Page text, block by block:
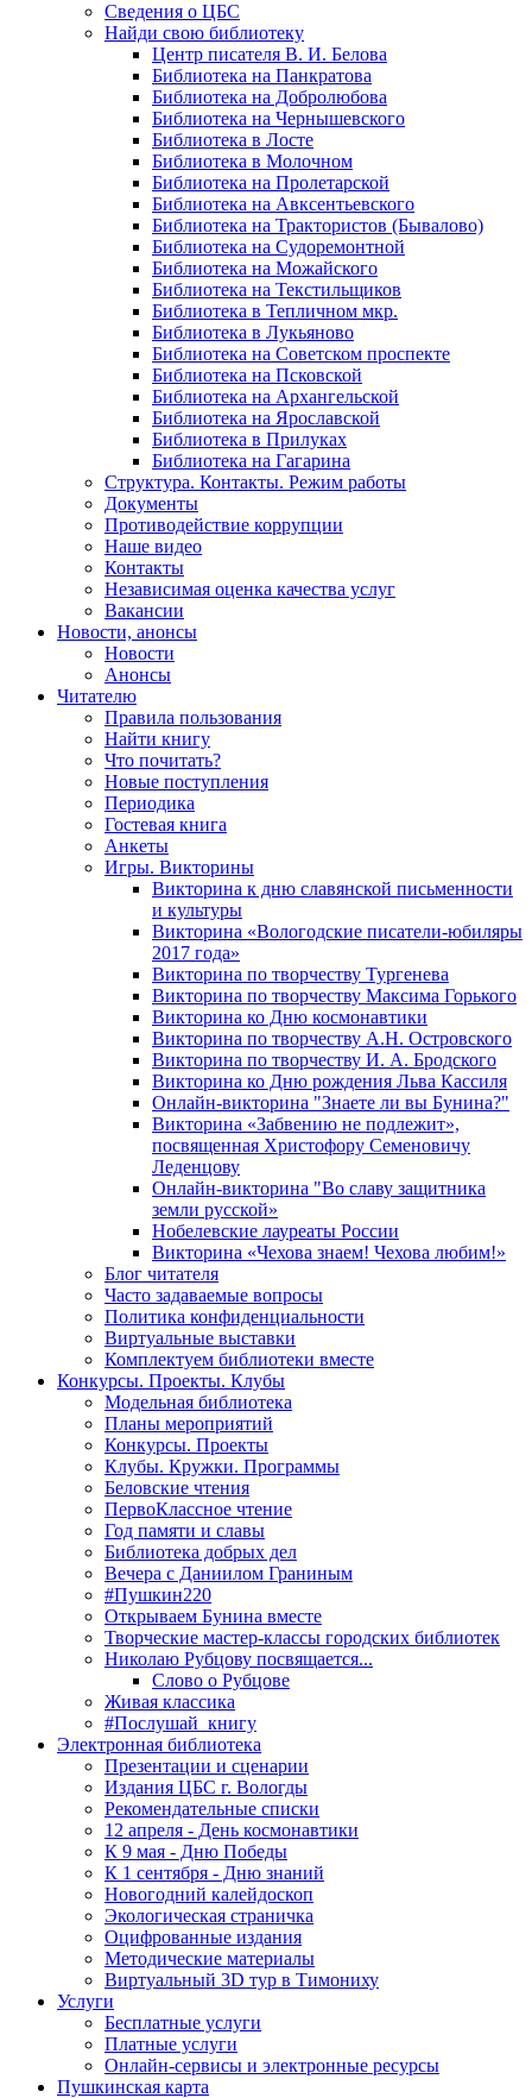
Сведения о ЦБС
Найди свою библиотеку
Центр писателя В. И. Белова
Библиотека на Панкратова
Библиотека на Добролюбова
Библиотека на Чернышевского
Библиотека в Лосте
Библиотека в Молочном
Библиотека на Пролетарской
Библиотека на Авксентьевского
Библиотека на Трактористов (Бывалово)
Библиотека на Судоремонтной
Библиотека на Можайского
Библиотека на Текстильщиков
Библиотека в Тепличном мкр.
Библиотека в Лукьяново
Библиотека на Советском проспекте
Библиотека на Псковской
Библиотека на Архангельской
Библиотека на Ярославской
Библиотека в Прилуках
Библиотека на Гагарина
Структура. Контакты. Режим работы
Документы
Противодействие коррупции
Наше видео
Контакты
Независимая оценка качества услуг
Вакансии
Новости, анонсы
Новости
Анонсы
Читателю
Правила пользования
Найти книгу
Что почитать?
Новые поступления
Периодика
Гостевая книга
Анкеты
Игры. Викторины
Викторина к дню славянской письменности
и культуры
Викторина «Вологодские писатели-юбиляры
2017 года»
Викторина по творчеству Тургенева
Викторина по творчеству Максима Горького
Викторина ко Дню космонавтики
Викторина по творчеству А.Н. Островского
Викторина по творчеству И. А. Бродского
Викторина ко Дню рождения Льва Кассиля
Онлайн-викторина "Знаете ли вы Бунина?"
Викторина «Забвению не подлежит»,
посвященная Христофору Семеновичу
Леденцову
Онлайн-викторина "Во славу защитника
земли русской»
Нобелевские лауреаты России
Викторина «Чехова знаем! Чехова любим!»
Блог читателя
Часто задаваемые вопросы
Политика конфиденциальности
Виртуальные выставки
Комплектуем библиотеки вместе
Конкурсы. Проекты. Клубы
Модельная библиотека
Планы мероприятий
Конкурсы. Проекты
Клубы. Кружки. Программы
Беловские чтения
ПервоКлассное чтение
Год памяти и славы
Библиотека добрых дел
Вечера с Даниилом Граниным
#Пушкин220
Открываем Бунина вместе
Творческие мастер-классы городских библиотек
Николаю Рубцову посвящается...
Слово о Рубцове
Живая классика
#Послушай_книгу
Электронная библиотека
Презентации и сценарии
Издания ЦБС г. Вологды
Рекомендательные списки
12 апреля - День космонавтики
К 9 мая - Дню Победы
К 1 сентября - Дню знаний
Новогодний калейдоскоп
Экологическая страничка
Оцифрованные издания
Методические материалы
Виртуальный 3D тур в Тимониху
Услуги
Бесплатные услуги
Платные услуги
Онлайн-сервисы и электронные ресурсы
Пушкинская карта